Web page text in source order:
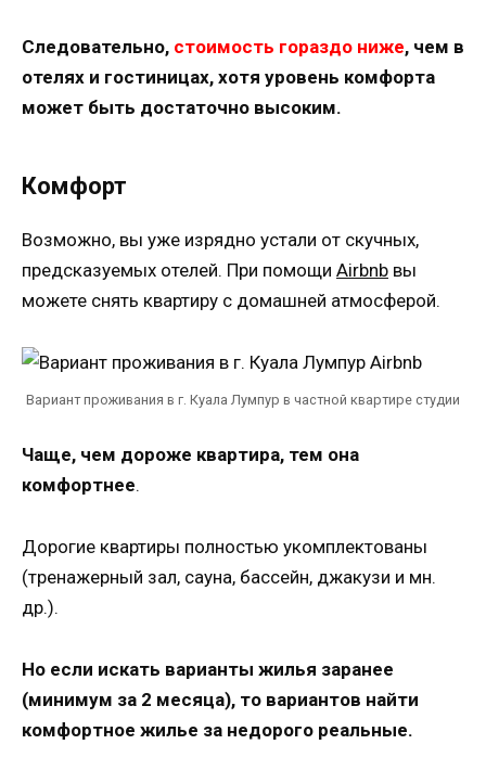
Следовательно, стоимость гораздо ниже, чем в
отелях и гостиницах, хотя уровень комфорта
может быть достаточно высоким.
Комфорт
Возможно, вы уже изрядно устали от скучных,
предсказуемых отелей. При помощи Airbnb вы
можете снять квартиру с домашней атмосферой.
Вариант проживания в г. Куала Лумпур в частной квартире студии
Чаще, чем дороже квартира, тем она
комфортнее.
Дорогие квартиры полностью укомплектованы
(тренажерный зал, сауна, бассейн, джакузи и мн.
др.).
Но если искать варианты жилья заранее
(минимум за 2 месяца), то вариантов найти
комфортное жилье за недорого реальные.